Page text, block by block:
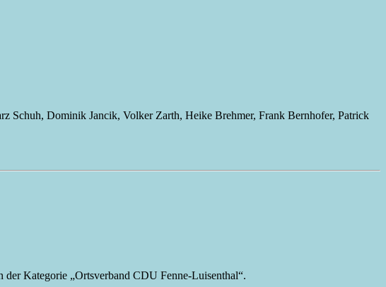
Schuh, Dominik Jancik, Volker Zarth, Heike Brehmer, Frank Bernhofer, Patrick
Kategorie „Ortsverband CDU Fenne-Luisenthal“.